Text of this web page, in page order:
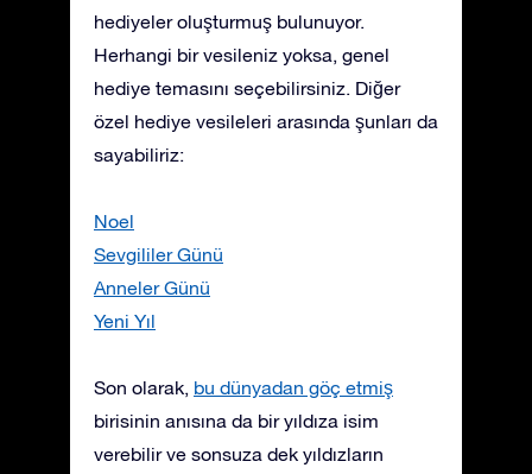
hediyeler oluşturmuş bulunuyor.
Herhangi bir vesileniz yoksa, genel
hediye temasını seçebilirsiniz. Diğer
özel hediye vesileleri arasında şunları da
sayabiliriz:
Noel
Sevgililer Günü
Anneler Günü
Yeni Yıl
Son olarak, bu dünyadan göç etmiş
birisinin anısına da bir yıldıza isim
verebilir ve sonsuza dek yıldızların